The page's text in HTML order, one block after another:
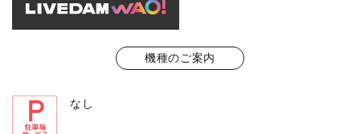
機種のご案内
なし